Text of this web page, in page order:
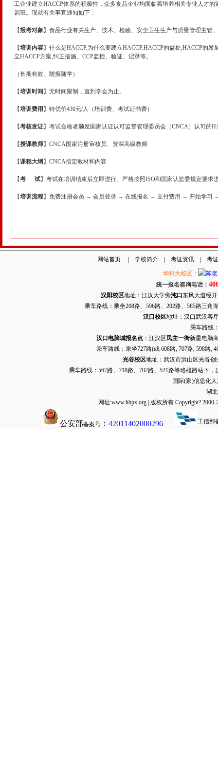
工企业建立HACCP体系的积极性，众多食品企业均面临着培养相关专业人才
训班。现就有关事宜通知如下：
【报考对象】食品行业有关生产、技术、检验、安全卫生生产与质量管理主
【培训内容】什么是HACCP,为什么要建立HACCP,HACCP的益处,HACCP的
立HACCP方案,纠正措施、CCP监控、验证、记录等。
（长期有效、随报随学）
【培训时间 】无时间限制，直到学会为止。
【培训费用 】特优价430元/人（培训费、考试证书费）
【考核发证】考试合格者颁发国家认证认可监督管理委员会（CNCA）认可的
【授课教师】CNCA国家注册审核员、资深高级教师
【课程大纲 】CNCA指定教材和内容
【考 试】考试在培训结束后立即进行。严格按照ISO和国家认监委规定要求
【培训流程】免费注册会员 → 会员登录 → 在线报名 → 支付费用 → 开始学习
网站首页| 学校简介| 考证资讯| 考
华科大校区：
统一报名咨询电话：
汉阳校区地址：江汉大学旁沌口 东风大道经
乘车路线：乘坐208路、596路、202路、585路三
汉口校区地址：汉口武汉客
乘车路线
汉口电脑城报名点：江汉区 民主一街新星电脑
乘车路线：乘坐727路(或 608路, 707路, 598路,
光谷校区地址：武汉市洪山区光谷创
乘车路线：567路、718路、702路、521路等珞雄路站下
国际(家)信息化
湖
网址:www.hbpx.org | 版权所有 Copyright?
公安部备案号 ： 42011402000296 工信部